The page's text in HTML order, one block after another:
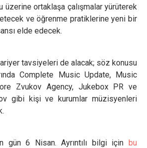
üzerine ortaklaşa çalışmalar yürüterek
ve öğrenme pratiklerine yeni bir
elde edecek.
kariyer tavsiyeleri de alacak; söz konusu
Complete Music Update, Music
Zvukov Agency, Jukebox PR ve
gibi kişi ve kurumlar müzisyenleri
gün 6 Nisan. Ayrıntılı bilgi için bu